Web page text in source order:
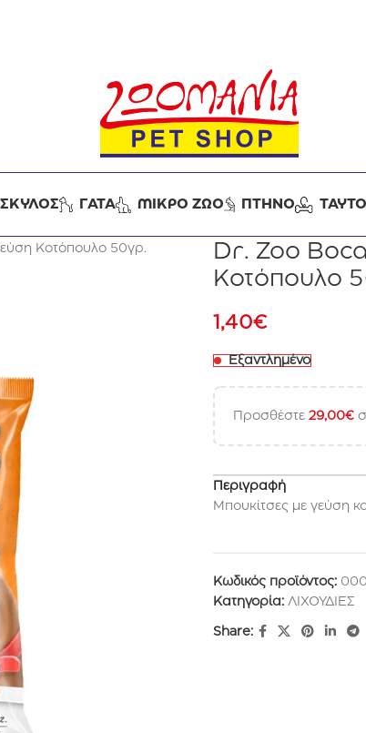
ΣΚΥΛΟΣ ΓΑΤΑ ΜΙΚΡΟ ΖΩΟ ΠΤΗΝΟ
Κοτόπουλο 50γρ.
Dr. Zoo
Κοτόπουλο
1,40€
Εξαντλημένο
Προσθέστε 29,00€
Περιγραφή
Μπουκίτσες με γεύση
Κωδικός προϊόντος:
Κατηγορία: ΛΙΧΟΥΔΙΕΣ
Share: